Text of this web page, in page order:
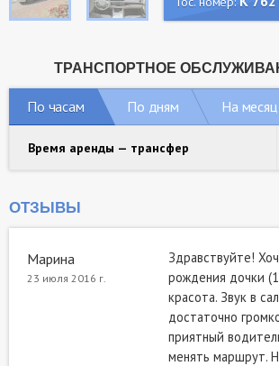
ТРАНСПОРТНОЕ
По часам По дням На
Время аренды — трансфер
ОТЗЫВЫ
Марина
23 июля 2016 г.
Здравствуйте!
рождения дочки
красота. Звук в
достаточно
приятный
менять маршрут.